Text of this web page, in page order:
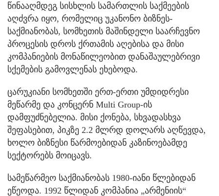
წინააღმდეგ სისხლის სამართლის საქმეების
აღძვრა იყო, რომელიც უკანონო ბიზნეს-
საქმიანობას, სომხეთის მაშინდელი საარჩევნო
პროცესის დროს ქრთამის აღებისა და მისი
კომპანიების მონაწილეობით დანაშაულებრივი
სქემების გამოვლენას ეხებოდა.
ცარუკიანი სომხეთში ერთ-ერთი უმდიდრესი
მეწარმე და კონცერნ Multi Group-ის
დამფუძნებელია. მისი ქონება, სხვადასხვა
შეფასებით, პიკზე 2.2 მლრდ დოლარს აღწევდა,
ხოლო ბიზნესი წარმოებიდან კაზინოებამდე
სექტორებს მოიცავს.
სამეწარმეო საქმიანობას 1980-იანი წლებიდან
ეწეოდა. 1992 წლიდან კომპანია „არმენიის“